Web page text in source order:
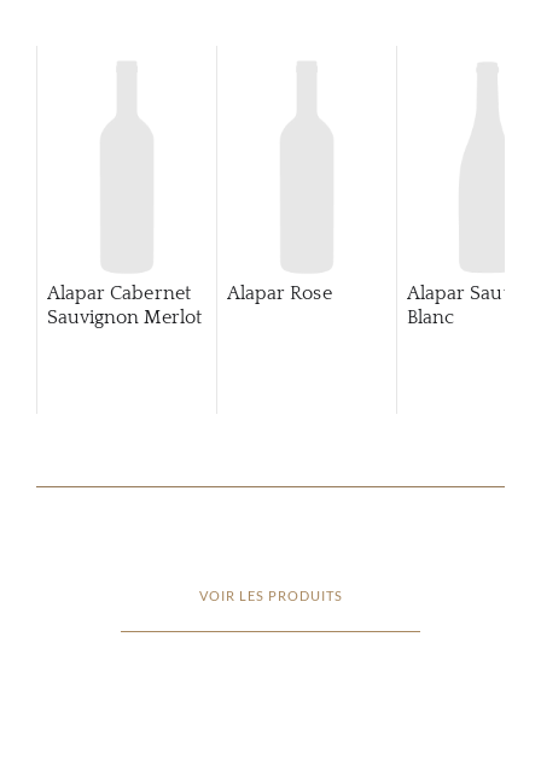
Alapar Cabernet
Sauvignon Merlot
Alapar Rose
Alapar
Blanc
VOIR LES PRODUITS